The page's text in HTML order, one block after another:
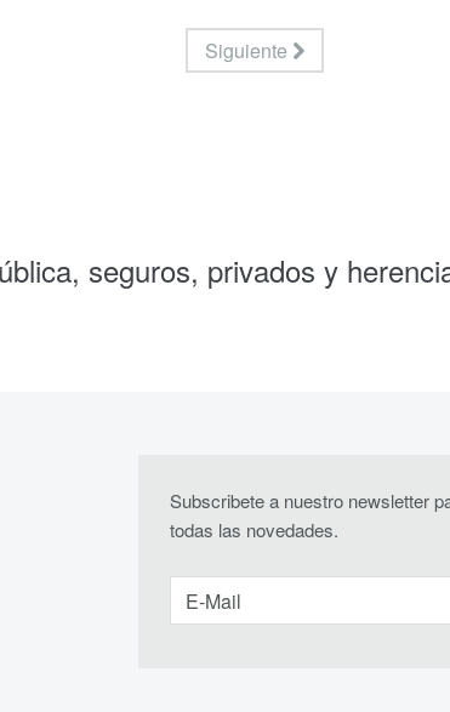
Siguiente
seguros, privados y
Subscribete a nuestro newsletter
todas las novedades.